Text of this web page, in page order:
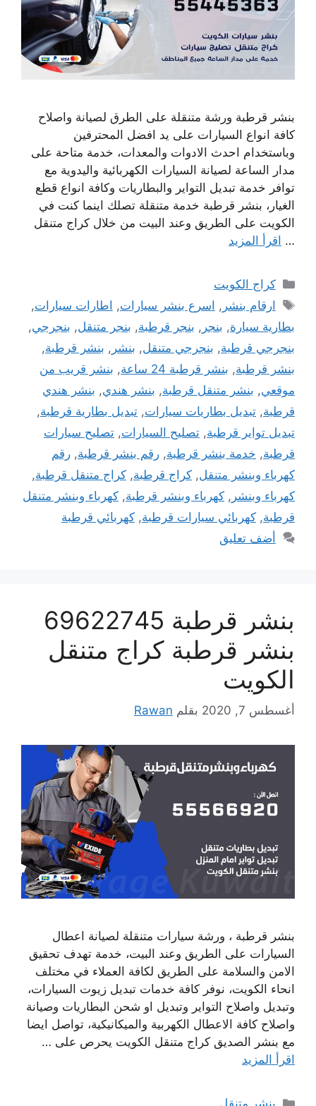
بنشر قرطبة ورشة متنقلة على الطرق لصيانة واصلاح
كافة انواع السيارات على يد افضل المحترفين
وباستخدام احدث الادوات والمعدات، خدمة متاحة على
مدار الساعة لصيانة السيارات الكهربائية واليدوية مع
توافر خدمة تبديل التواير والبطاريات وكافة انواع قطع
الغيار، بنشر قرطبة خدمة متنقلة تصلك اينما كنت في
الكويت على الطريق وعند البيت من خلال كراج متنقل
… اقرأ المزيد
التصنيفات
كراج الكويت
الوسوم
ارقام بنشر , اسرع بنشر سيارات, اطارات سيارات,
بطارية سيارة, بنجر , بنجر قرطبة, بنجر متنقل, بنجرجي,
بنجرجي قرطبة, بنجرجي متنقل, بنشر , بنشر قرطبة,
بنشر قرطبة, بنشر قرطبة 24 ساعة , بنشر قريب من
موقعي, بنشر متنقل قرطبة, بنشر هندي, بنشر هندي
قرطبة, تبديل بطاريات سيارات, تبديل بطارية قرطبة,
تبديل تواير قرطبة, تصليح السيارات, تصليح سيارات
قرطبة, خدمة بنشر قرطبة, رقم بنشر قرطبة, رقم
كهرباء وبنشر متنقل, كراج قرطبة, كراج متنقل قرطبة,
كهرباء وبنشر , كهرباء وبنشر قرطبة, كهرباء وبنشر متنقل
قرطبة, كهربائي سيارات قرطبة, كهربائي قرطبة
أضف تعليق
بنشر قرطبة 69622745
بنشر قرطبة كراج متنقل
الكويت
أغسطس 7, 2020 بقلم Rawan
بنشر قرطبة ، ورشة سيارات متنقلة لصيانة اعطال
السيارات على الطريق وعند البيت، خدمة تهدف تحقيق
الامن والسلامة على الطريق لكافة العملاء في مختلف
انحاء الكويت، نوفر كافة خدمات تبديل زيوت السيارات،
وتبديل واصلاح التواير وتبديل او شحن البطاريات وصيانة
واصلاح كافة الاعطال الكهربية والميكانيكية، تواصل ايضا
مع بنشر الصديق كراج متنقل الكويت يحرص على …
اقرأ المزيد
التصنيفات